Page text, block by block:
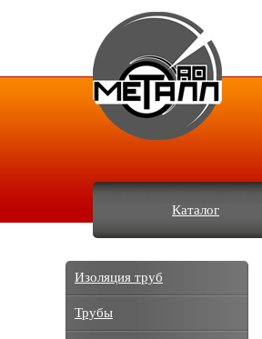
Каталог
Изоляция труб
Трубы